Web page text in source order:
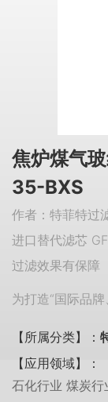
焦炉煤气
35-BXS
作者：特菲特
进口替代滤芯
过滤效果有保障
为打造“国际品
【所属分类】：
【应用领域】：
石化行业 煤炭